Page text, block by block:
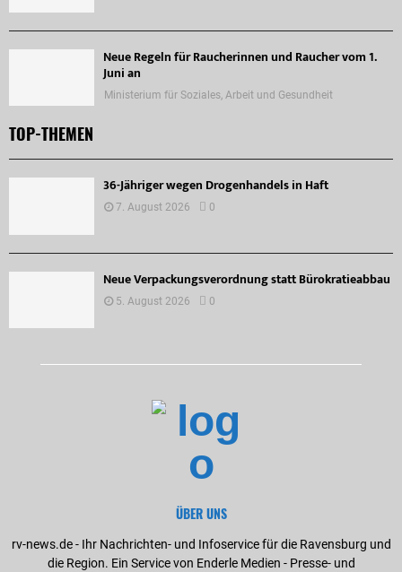
Neue Regeln für Raucherinnen und Raucher vom 1.
Juni an
Ministerium für Soziales, Arbeit und Gesundheit
TOP-THEMEN
36-Jähriger wegen Drogenhandels in Haft
7. August 2026 0
Neue Verpackungsverordnung statt Bürokratieabbau
5. August 2026 0
ÜBER UNS
rv-news.de - Ihr Nachrichten- und Infoservice für die Ravensburg und
die Region. Ein Service von Enderle Medien - Presse- und